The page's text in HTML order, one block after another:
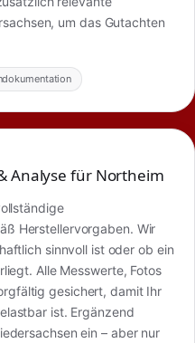
um das Gutachten
Analyse für Northeim
Herstellervorgaben. Wir
sinnvoll ist oder ob ein
Alle Messwerte, Fotos
gesichert, damit Ihr
ist. Ergänzend
ein – aber nur